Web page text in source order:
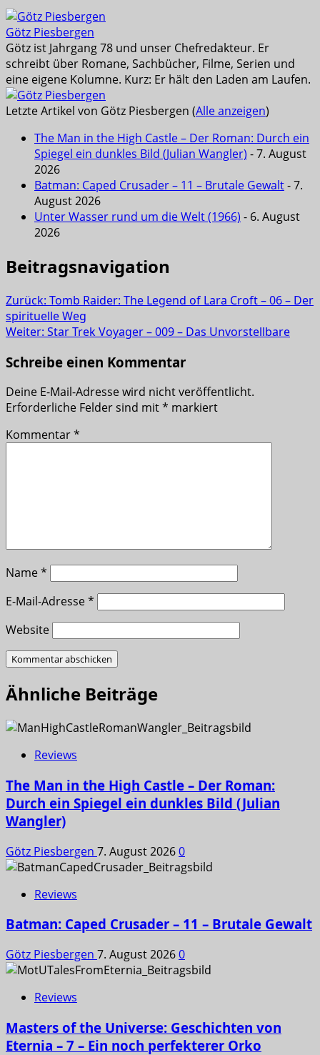
Götz Piesbergen
Götz ist Jahrgang 78 und unser Chefredakteur. Er
schreibt über Romane, Sachbücher, Filme, Serien und
eine eigene Kolumne. Kurz: Er hält den Laden am Laufen.
Letzte Artikel von Götz Piesbergen (Alle anzeigen)
The Man in the High Castle – Der Roman: Durch ein
Spiegel ein dunkles Bild (Julian Wangler) - 7. August
2026
Batman: Caped Crusader – 11 – Brutale Gewalt- 7.
August 2026
Unter Wasser rund um die Welt (1966) - 6. August
2026
Beitragsnavigation
Zurück: Tomb Raider: The Legend of Lara Croft – 06 – Der
spirituelle Weg
Weiter: Star Trek Voyager – 009 – Das Unvorstellbare
Schreibe einen Kommentar
Deine E-Mail-Adresse wird nicht veröffentlicht.
Erforderliche Felder sind mit* markiert
Kommentar*
Name*
E-Mail-Adresse*
Website
Ähnliche Beiträge
Reviews
The Man in the High Castle – Der Roman:
Durch ein Spiegel ein dunkles Bild (Julian
Wangler)
Götz Piesbergen 7. August 20260
Reviews
Batman: Caped Crusader – 11 – Brutale Gewalt
Götz Piesbergen 7. August 20260
Reviews
Masters of the Universe: Geschichten von
Eternia – 7 – Ein noch perfekterer Orko